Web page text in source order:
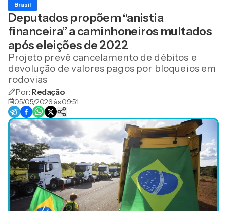
caminhoneiros multados
após eleições de 2022
Brasil
Deputados propõem “anistia
financeira” a caminhoneiros multados
após eleições de 2022
Projeto prevê cancelamento de débitos e
devolução de valores pagos por bloqueios em
rodovias
Por: Redação
05/05/2026 às 09:51